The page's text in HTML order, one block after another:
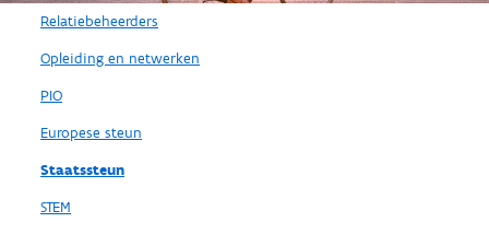
Relatiebeheerders
Opleiding en netwerken
PIO
Europese steun
Staatssteun
STEM